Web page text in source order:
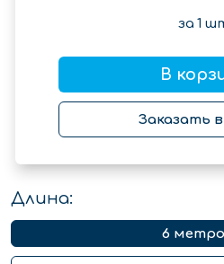
за 1
В
Заказать в
Длина:
6